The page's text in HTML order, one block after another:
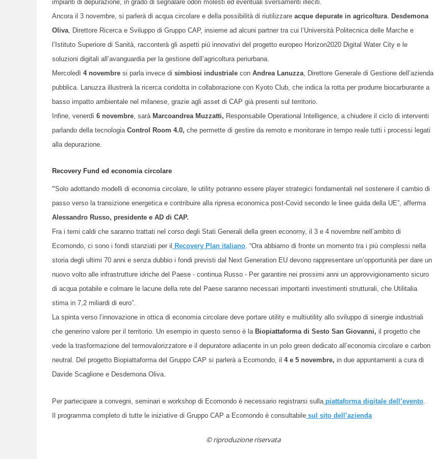
impianti di depurazione, in grado di segnalare odori molesti ed eventuali sversamenti illeciti.
Ancora il 3 novembre, si parlerà di acqua circolare e della possibilità di riutilizzare acque depurate in agricoltura. Desdemona
Oliva, Direttore Ricerca e Sviluppo di Gruppo CAP, insieme ad alcuni partner tra cui l’Università Politecnica delle Marche e
l’Istituto Superiore di Sanità, racconteràgli aspetti più innovativi del progetto europeo Horizon2020 Digital Water City e le
soluzioni digitali all’avanguardia per la gestione dell’agricoltura periurbana.
Mercoledì 4 novembre si parla invece di simbiosi industriale con Andrea Lanuzza, Direttore Generale di Gestione dell’azienda
pubblica. Lanuzza illustrerà la ricerca condottain collaborazione con Kyoto Club, che indica la rotta per produrre biocarburante a
basso impatto ambientale nel milanese, grazie agli asset di CAP già presenti sul territorio.
Infine, venerdì 6 novembre, sarà Marcoandrea Muzzatti, Responsabile Operational Intelligence, a chiudere il ciclo di interventi
parlando della tecnologia Control Room 4.0, che permette di gestire da remoto e monitorare in tempo reale tutti i processi legati
alla depurazione.
Recovery Fund ed economia circolare
“Solo adottando modelli di economia circolare, le utility potranno essere player strategici fondamentali nel sostenere il cambio di
passo verso la transizione energetica e contribuire alla ripresa economica post-Covid secondo le linee guida della UE”, afferma
Alessandro Russo, presidente e AD di CAP.
Fra i temi caldi che saranno trattati nel corso degli Stati Generali della green economy, il 3 e 4 novembre nell’ambito di
Ecomondo, ci sono i fondi stanziati per il Recovery Plan italiano. “Ora abbiamo di fronte un momento tra i più complessi nella
storia degli ultimi 70 anni e senza dubbio i fondi previsti dal Next Generation EU devono rappresentare un’opportunità per dare un
nuovo volto alle infrastrutture idriche del Paese - continua Russo - Per garantire nei prossimi anni un approvvigionamento sicuro
di acqua potabile e colmare le lacune della rete del Paese saranno necessari importanti investimenti strutturali, che Utilitalia
stima in 7,2 miliardi di euro”.
La spinta verso l’innovazione in ottica di economia circolare deve portare utility e multiutility allo sviluppo di sinergie industriali
che generino valore per il territorio. Un esempio in questo senso è la Biopiattaforma di Sesto San Giovanni, il progetto che
vede la trasformazione del termovalorizzatore e il depuratore adiacente in un polo green dedicato all’economia circolare e carbon
neutral. Del progetto Biopiattaforma del Gruppo CAP si parlerà aEcomondo, il 4 e 5 novembre, in due appuntamenti a cura di
Davide Scaglione e Desdemona Oliva.
Per partecipare a convegni, seminari e workshop di Ecomondo è necessario registrarsi sullapiattaforma digitale dell’evento.
programma completo di tutte le iniziative di Gruppo CAP a Ecomondo è consultabile sul sito dell’azienda
© riproduzione riservata